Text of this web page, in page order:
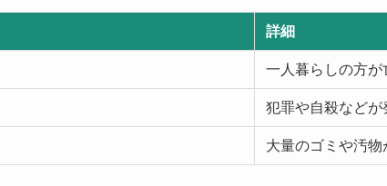
詳細
一人暮らしの方
犯罪や自殺などが
大量のゴミや汚